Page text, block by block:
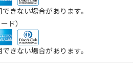
きない場合があります。
ド）
アメリカン・エキスプレス
ダイナースクラブカード
きない場合があります。